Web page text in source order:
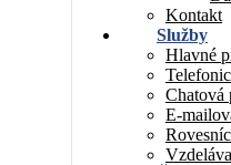
Kontakt
Služby
Hlavné
Chatová
E-